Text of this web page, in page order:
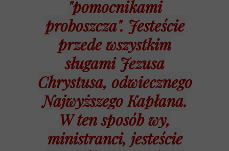
"pomocnikami
proboszcza". Jesteście
przede wszystkim
sługami Jezusa
Chrystusa, odwiecznego
Najwyższego Kapłana.
W ten sposób wy,
ministranci, jesteście